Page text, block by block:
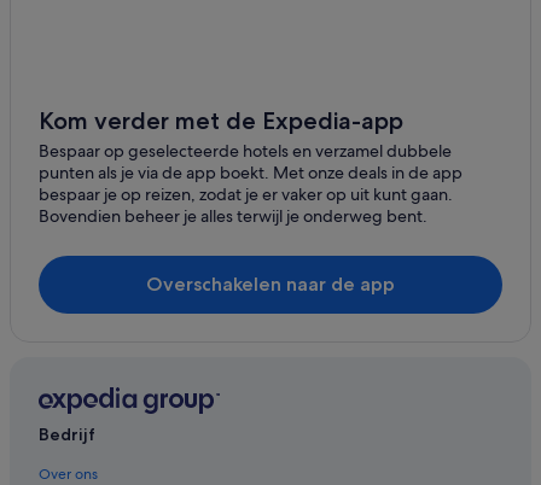
Lhbtq-Vriendelijke in Playa Blanca
Lhbtq-Vriendelijke in Corralejo
Hotels met restaurant in Corralejo
Strand in Corralejo
Spa in Corralejo
All-Inclusive in Corralejo
Hotels met wifi in Corralejo
Hotels met restaurant in El Cotillo
Romantische in El Cotillo
Kom verder met de Expedia-app
Bespaar op geselecteerde hotels en verzamel dubbele
punten als je via de app boekt. Met onze deals in de app
bespaar je op reizen, zodat je er vaker op uit kunt gaan.
Bovendien beheer je alles terwijl je onderweg bent.
Overschakelen naar de app
Bedrijf
Over ons